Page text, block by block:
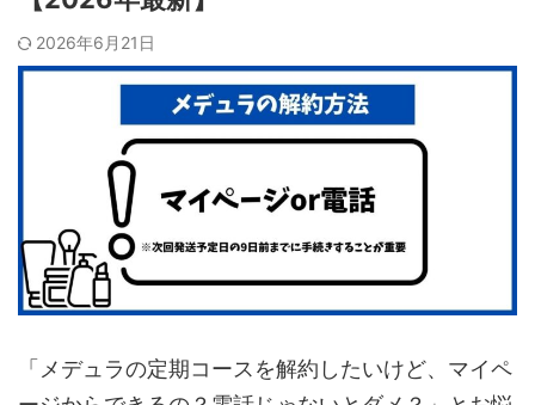
2026年6月21日
「メデュラの定期コースを解約したいけど、マイペ